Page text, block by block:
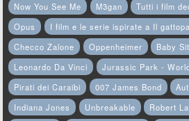
Now You See Me
M3gan
Tutti i film
Opus
I film e le serie ispirate a Il
Checco Zalone
Oppenheimer Baby
Leonardo Da Vinci
Jurassic Park -
Pirati dei Caraibi
007 James Bond
Indiana Jones
Unbreakable Robert